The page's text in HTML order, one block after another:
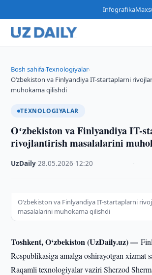
Infografika
Bosh sahifa›Texnologiyalar›
Oʻzbekiston va Finlyandiya IT-startaplarni
muhokama qilishdi
TEXNOLOGIYALAR
Oʻzbekiston va Finlyandiya IT-
rivojlantirish masalalarini
UzDaily ·28.05.2026 12:20
Oʻzbekiston va Finlyandiya IT-startaplarni
masalalarini muhokama qilishdi
Toshkent, O‘zbekiston (UzDaily.uz) —
Respublikasiga amalga oshirayotgan xizmat
Raqamli texnologiyalar vaziri Sherzod